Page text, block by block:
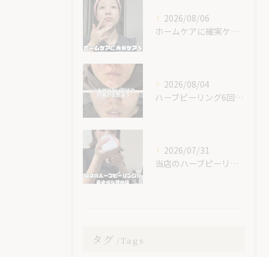
2026/08/06
ホームケアに確実ケアを入れてみて😊✨
2026/08/04
ハーブピーリング6回での素晴らしい変化です！
2026/07/31
当店のハーブピーリングが最安値な理由🌿
タグ Tags